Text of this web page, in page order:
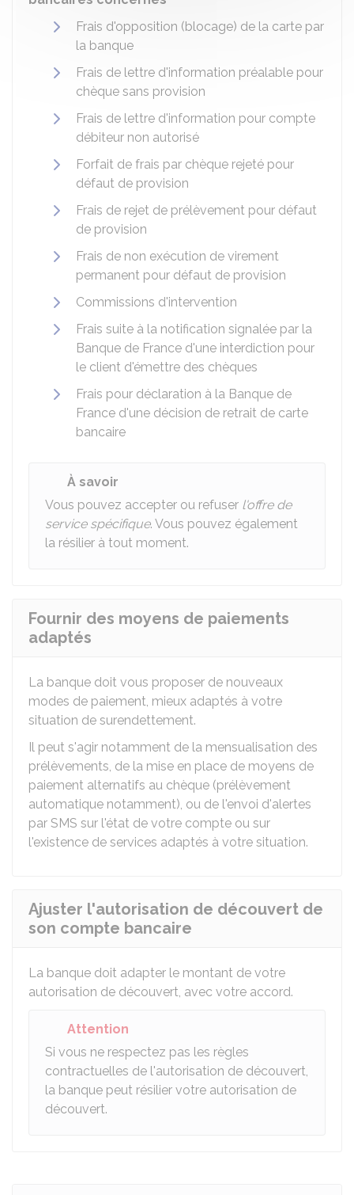
Frais d'opposition (blocage) de la carte par
la banque
Frais de lettre d'information préalable pour
chèque sans provision
Frais de lettre d'information pour compte
débiteur non autorisé
Forfait de frais par chèque rejeté pour
défaut de provision
Frais de rejet de prélèvement pour défaut
de provision
Frais de non exécution de virement
permanent pour défaut de provision
Commissions d'intervention
Frais suite à la notification signalée par la
Banque de France d'une interdiction pour
le client d'émettre des chèques
Frais pour déclaration à la Banque de
France d'une décision de retrait de carte
bancaire
À savoir
Vous pouvez accepter ou refuser l'offre de
service spécifique. Vous pouvez également
la résilier à tout moment.
Fournir des moyens de paiements
adaptés
La banque doit vous proposer de nouveaux
modes de paiement, mieux adaptés à votre
situation de surendettement.
Il peut s'agir notamment de la mensualisation des
prélèvements, de la mise en place de moyens de
paiement alternatifs au chèque (prélèvement
automatique notamment), ou de l'envoi d'alertes
par SMS sur l'état de votre compte ou sur
l'existence de services adaptés à votre situation.
Ajuster l'autorisation de découvert de
son compte bancaire
La banque doit adapter le montant de votre
autorisation de découvert, avec votre accord.
Attention
Si vous ne respectez pas les règles
contractuelles de l'autorisation de découvert,
la banque peut résilier votre autorisation de
découvert.